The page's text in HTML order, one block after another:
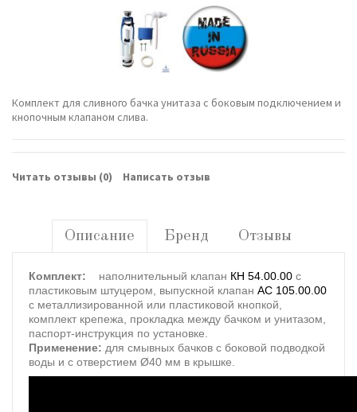
Комплект для сливного бачка унитаза с боковым подключением и
кнопочным клапаном слива.
Читать отзывы (0) Написать отзыв
Описание Бренд Отзывы
Комплект: наполнительный клапан КН 54.00.00 с
пластиковым штуцером, выпускной клапан АС 105.00.00
с металлизированной или пластиковой кнопкой,
комплект крепежа, прокладка между бачком и унитазом,
паспорт-инструкция по установке.
Применение: для смывных бачков с боковой подводкой
воды и с отверстием Ø40 мм в крышке.